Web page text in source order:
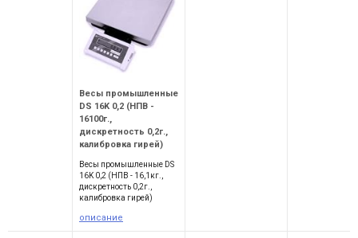
Весы промышленные
DS 16K 0,2 (НПВ -
16100г.,
дискретность 0,2г.,
калибровка гирей)
Весы промышленные DS
16K 0,2 (НПВ - 16,1кг.,
дискретность 0,2г.,
калибровка гирей)
описание